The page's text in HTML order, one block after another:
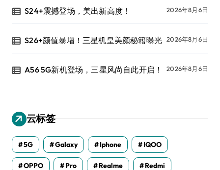
S24+震撼登场，美出新高度！ 2026年8月6日
S26+颜值暴增！三星机皇美颜秘籍曝光 2026年8月6日
A56 5G新机登场，三星风尚自此开启！ 2026年8月6日
云标签
5G Galaxy Iphone IQOO
OPPO Pro Realme Redmi